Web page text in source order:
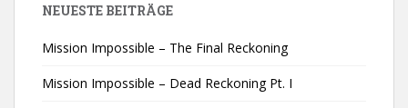
NEUESTE BEITRÄGE
Mission Impossible – The Final Reckoning
Mission Impossible – Dead Reckoning Pt. I